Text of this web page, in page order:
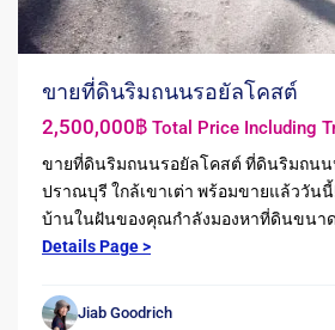
ขายที่ดินริมถนนรอยัลโคสต์
2,500,000฿ Total Price Including
ขายที่ดินริมถนนรอยัลโคสต์ ที่ดินริมถนน
ปราณบุรี ใกล้เขาเต่า พร้อมขายแล้ววัน
บ้านในฝันของคุณกำลังมองหาที่ดินขนา
Details Page >
Jiab Goodrich
Pranburi
ปากน้ำ
ปราณ
Pak
Nam